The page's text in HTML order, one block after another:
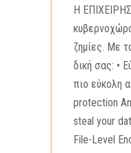
Η
ζημίες. Με
δική σας: •
πιο εύκολη
protection
steal your
File-Level